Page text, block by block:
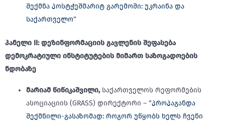
შექმნა პოსტჭეშმარიტ გარემოში: უკრაინა და
საქართველო“
პანელი II:დეზინფორმაციის გავლენის შეფასება
დემოკრატიული ინსტიტუტების მიმართ საზოგადოების
ნდობაზე
მარიამ წიწიკაშვილი,საქართველოს რეფორმების
ასოციაციის (GRASS) დირექტორი – “პროპაგანდა
შექმნილი-გასაზომად: როგორ უწყობს ხელს ჩვენი